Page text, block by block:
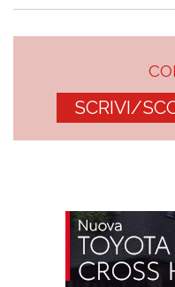
SCRIVI/